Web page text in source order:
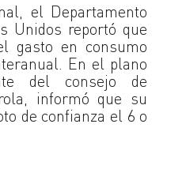
el Departamento
Unidos reportó que
gasto en consumo
En el plano
del consejo de
informó que su
de confianza el 6 o